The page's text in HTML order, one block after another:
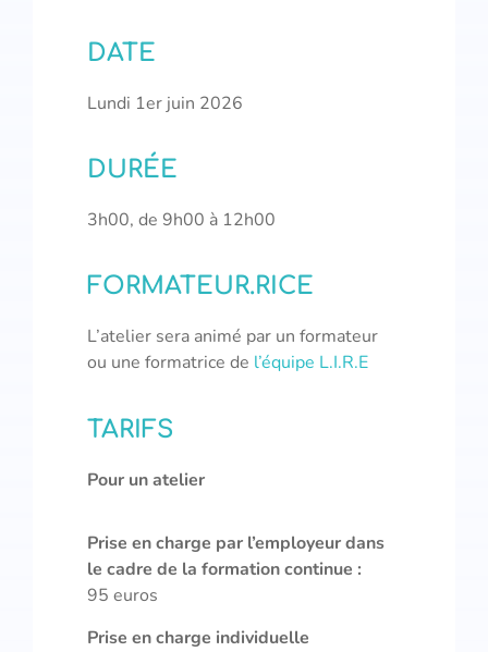
DATE
Lundi 1er juin 2026
DURÉE
3h00, de 9h00 à 12h00
FORMATEUR.RICE
L’atelier sera animé par un formateur
ou une formatrice de l’équipe L.I.R.E
TARIFS
Pour un atelier
Prise en charge par l’employeur dans
le cadre de la formation continue :
95 euros
Prise en charge individuelle